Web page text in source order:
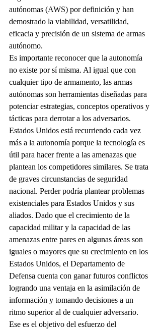
autónomas (AWS) por definición y han
demostrado la viabilidad, versatilidad,
eficacia y precisión de un sistema de armas
autónomo.
Es importante reconocer que la autonomía
no existe por sí misma. Al igual que con
cualquier tipo de armamento, las armas
autónomas son herramientas diseñadas para
potenciar estrategias, conceptos operativos y
tácticas para derrotar a los adversarios.
Estados Unidos está recurriendo cada vez
más a la autonomía porque la tecnología es
útil para hacer frente a las amenazas que
plantean los competidores similares. Se trata
de graves circunstancias de seguridad
nacional. Perder podría plantear problemas
existenciales para Estados Unidos y sus
aliados. Dado que el crecimiento de la
capacidad militar y la capacidad de las
amenazas entre pares en algunas áreas son
iguales o mayores que su crecimiento en los
Estados Unidos, el Departamento de
Defensa cuenta con ganar futuros conflictos
logrando una ventaja en la asimilación de
información y tomando decisiones a un
ritmo superior al de cualquier adversario.
Ese es el objetivo del esfuerzo del